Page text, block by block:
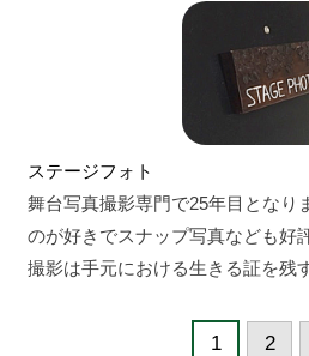
ステージフォト
舞台写真撮影専門で25年目となり
のが好きでスナップ写真なども好
撮影は手元における生きる証を残
1 2